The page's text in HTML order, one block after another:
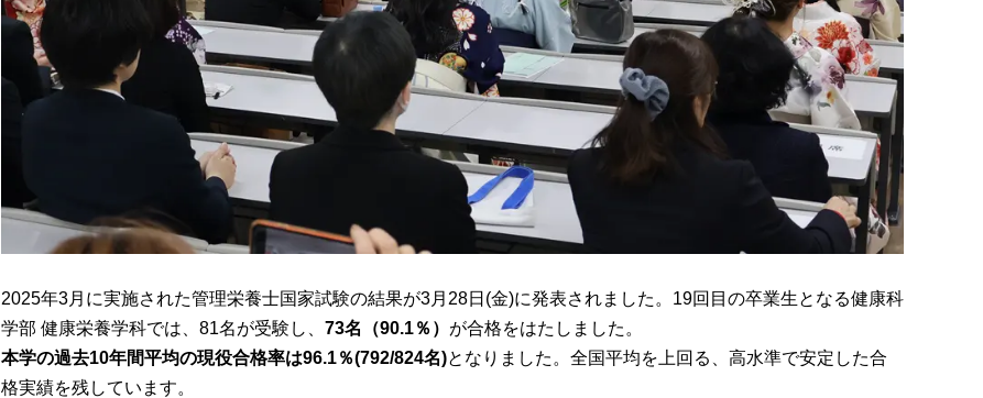
2025年3月に実施された管理栄養士国家試験の結果が3月28日(金)に発表されました。19回目の卒業生となる健康科
学部 健康栄養学科では、81名が受験し、 73名（90.1％） が合格をはたしました。
本学の過去10年間平均の現役合格率は96.1％(792/824名)となりました。全国平均を上回る、高水準で安定した合
格実績を残しています。